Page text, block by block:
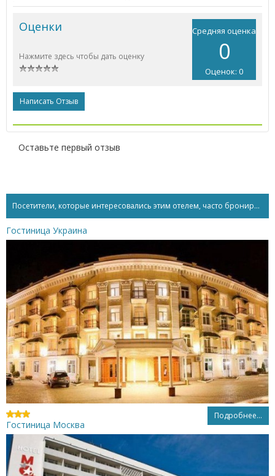
Средняя оценка
0
Оценок: 0
Оценки
Нажмите здесь чтобы дать оценку
Написать Отзыв
Оставьте первый отзыв
Посетители, которые интересовались этим отелем, часто бронируют...
Гостиница Украина
Подробнее...
Гостиница Москва